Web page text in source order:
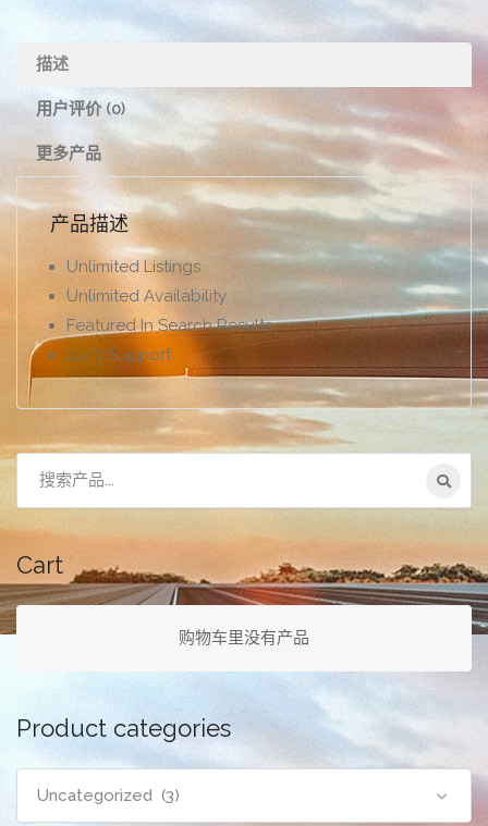
描述
用户评价 (0)
更多产品
产品描述
Unlimited Listings
Unlimited Availability
Featured In Search Results
24/7 Support
搜
Cart
购物车里没有产品
Product categories
Uncategorized (3)